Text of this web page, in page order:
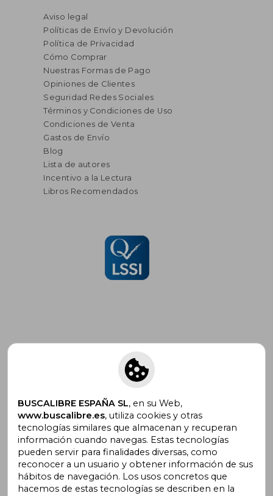
Aviso legal
Políticas de Envío y Devolución
Política de Privacidad
Cómo Comprar
Nuestras Formas de Pago
Opiniones de Clientes
Seguridad Redes Sociales
Términos y Condiciones de Uso
Condiciones de Venta
Gastos de Envío
Blog
Lista de autores
Incentivo a la Lectura
Libros Recomendados
Suscríbete para recibir ofertas y
promociones
¿Necesitas ayuda?
Ir a Centro de Soporte
BUSCALIBRE ESPAÑA SL, en su Web,
www.buscalibre.es, utiliza cookies y otras
tecnologías similares que almacenan y recuperan
información cuando navegas. Estas tecnologías
pueden servir para finalidades diversas, como
reconocer a un usuario y obtener información de sus
hábitos de navegación. Los usos concretos que
hacemos de estas tecnologías se describen en la